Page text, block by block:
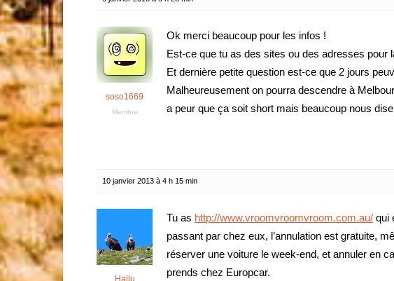
soso1669
Membre
Ok merci beaucoup pour les infos !
Est-ce que tu as des sites ou des adresses pour
Et dernière petite question est-ce que 2 jours
Malheureusement on pourra descendre à
a peur que ça soit short mais beaucoup nous
10 janvier 2013 à 4 h 15 min
Hallu
Tu as http://www.vroomvroomvroom.com.au/ qui
passant par chez eux, l’annulation est gratuite,
réserver une voiture le week-end, et annuler en
prends chez Europcar.